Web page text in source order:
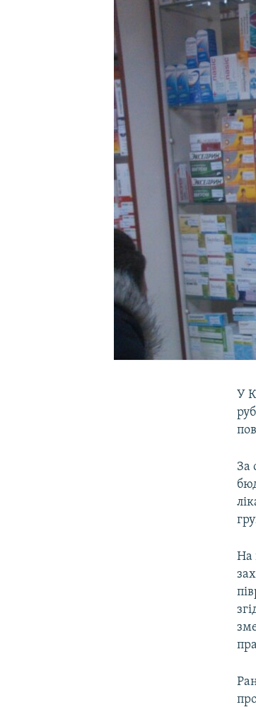
УКРАЇНСЬКА ПРОБЛЕМА КРИМУ
У
За
На